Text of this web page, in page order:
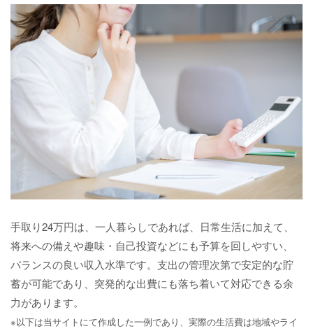
手取り24万円は、一人暮らしであれば、日常生活に加えて、
将来への備えや趣味・自己投資などにも予算を回しやすい、
バランスの良い収入水準です。支出の管理次第で安定的な貯
蓄が可能であり、突発的な出費にも落ち着いて対応できる余
力があります。
※以下は当サイトにて作成した一例であり、実際の生活費は地域やライ